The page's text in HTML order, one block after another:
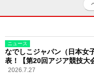
ニュース
なでしこジャパン（日本女
表！【第20回アジア競技大
2026.7.27